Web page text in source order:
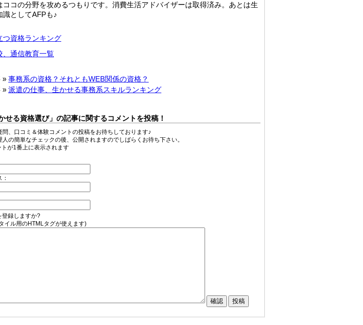
ココの分野を攻めるつもりです。消費生活アドバイザーは取得済み。あとは生
識としてAFPも♪
つ資格ランキング
、通信教育一覧
» 事務系の資格？それともWEB関係の資格？
» 派遣の仕事、生かせる事務系スキルランキング
せる資格選び」の記事に関するコメントを投稿！
問、口コミ＆体験コメントの投稿をお待ちしております♪
人の簡単なチェックの後、公開されますのでしばらくお待ち下さい。
が1番上に表示されます
登録しますか?
イル用のHTMLタグが使えます)